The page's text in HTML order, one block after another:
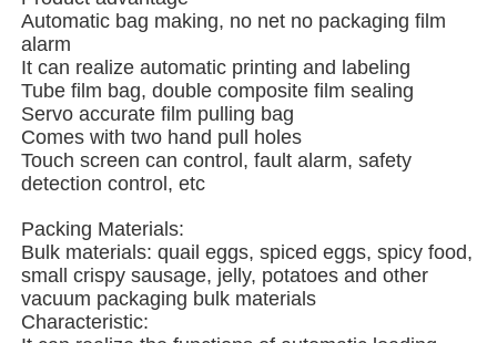
Machine à compter les cartes
Machines d'emballage
machine à cartonner
machine de remplissage
machine de boulette
Automatic bag making, no net no packaging film
alarm
It can realize automatic printing and labeling
Tube film bag, double composite film sealing
Servo accurate film pulling bag
Comes with two hand pull holes
Touch screen can control, fault alarm, safety
detection control, etc
Packing Materials:
Bulk materials: quail eggs, spiced eggs, spicy food,
small crispy sausage, jelly, potatoes and other
vacuum packaging bulk materials
Characteristic: